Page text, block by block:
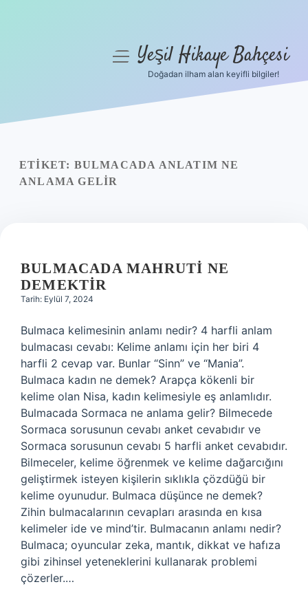
Yasal Uyarı
menüyüYeşil Hikaye Bahçesi
Doğadan ilham alan keyifli bilgiler!
ETIKET: BULMACADA ANLATIM NE
ANLAMA GELIR
BULMACADA MAHRUTI NE
DEMEKTIR
Tarih: Eylül 7, 2024
Bulmaca kelimesinin anlamı nedir? 4 harfli anlam
bulmacası cevabı: Kelime anlamı için her biri 4
harfli 2 cevap var. Bunlar “Sinn” ve “Mania”.
Bulmaca kadın ne demek? Arapça kökenli bir
kelime olan Nisa, kadın kelimesiyle eş anlamlıdır.
Bulmacada Sormaca ne anlama gelir? Bilmecede
Sormaca sorusunun cevabı anket cevabıdır ve
Sormaca sorusunun cevabı 5 harfli anket cevabıdır.
Bilmeceler, kelime öğrenmek ve kelime dağarcığını
geliştirmek isteyen kişilerin sıklıkla çözdüğü bir
kelime oyunudur. Bulmaca düşünce ne demek?
Zihin bulmacalarının cevapları arasında en kısa
kelimeler ide ve mind’tir. Bulmacanın anlamı nedir?
Bulmaca; oyuncular zeka, mantık, dikkat ve hafıza
gibi zihinsel yeteneklerini kullanarak problemi
çözerler.…